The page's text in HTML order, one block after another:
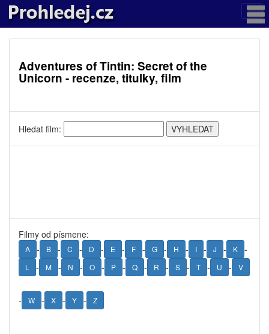
Adventures of Tintin: Secret of the
Unicorn - recenze, titulky, film
Hledat film:
Filmy od písmene:
A - B - C - D - E - F - G - H - I - J - K -
L - M - N - O - P - Q - R - S - T - U - V
- W - X - Y - Z